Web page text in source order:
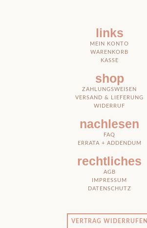
links
MEIN KONTO
WARENKORB
KASSE
shop
ZAHLUNGSWEISEN
VERSAND & LIEFERUNG
WIDERRUF
nachlesen
FAQ
ERRATA + ADDENDUM
rechtliches
AGB
IMPRESSUM
DATENSCHUTZ
VERTRAG WIDERRUFEN